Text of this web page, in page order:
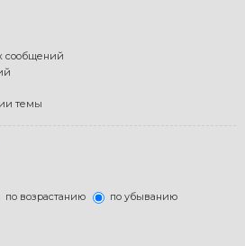
сообщений
темы
по возрастанию
по убыванию